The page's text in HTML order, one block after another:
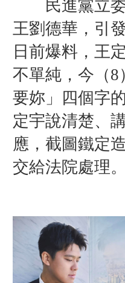
民進黨立
王劉德華，引
日前爆料，王
不單純，今（8
要妳」四個字
定宇說清楚、
應，截圖鐵定
交給法院處理。